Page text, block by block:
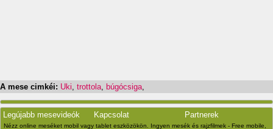
A mese cimkéi: Uki trottola búgócsiga
Legújabb mesevideók Kapcsolat Partnerek
Nézz online meséket mobil vagy tablet eszközökön. Ingyen mesék és rajzfilmek - Free mobile,